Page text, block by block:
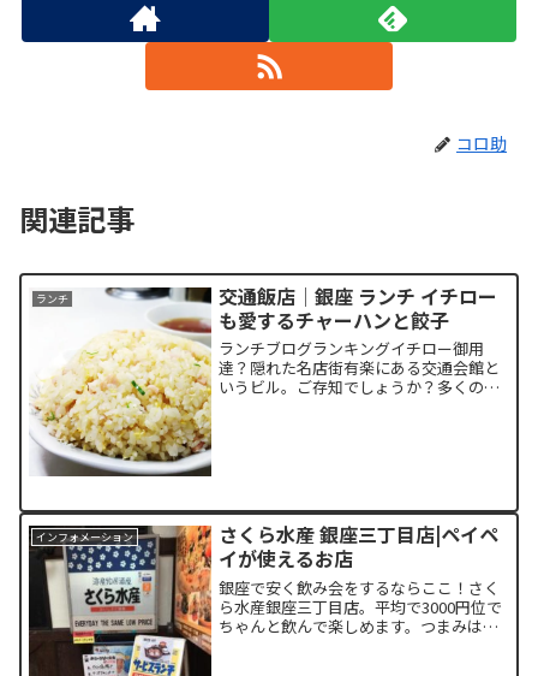
コロ助
関連記事
ランチ
交通飯店│銀座 ランチ イチロー
も愛するチャーハンと餃子
ランチブログランキングイチロー御用
達？隠れた名店街有楽にある交通会館と
いうビル。ご存知でしょうか？多くの人
インフォメーション
さくら水産 銀座三丁目店|ペイペ
イが使えるお店
銀座で安く飲み会をするならここ！さく
ら水産銀座三丁目店。平均で3000円位で
ちゃんと飲んで楽しめます。つまみは、